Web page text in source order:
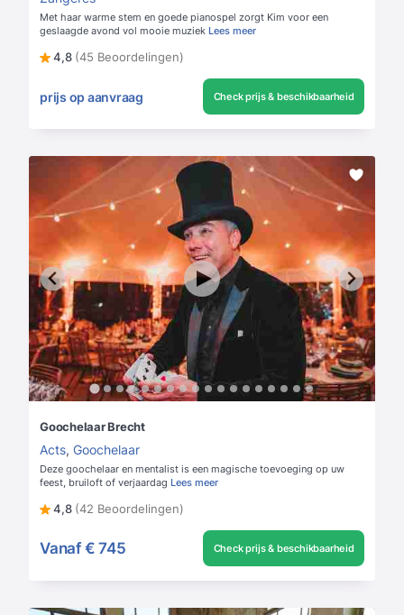
Met haar warme stem en goede pianospel zorgt Kim voor een
geslaagde avond vol mooie muziek Lees meer
4,8 (45 Beoordelingen)
prijs op aanvraag Check prijs & beschikbaarheid
Goochelaar Brecht
Acts, Goochelaar
Deze goochelaar en mentalist is een magische toevoeging op uw
feest, bruiloft of verjaardag Lees meer
4,8 (42 Beoordelingen)
Vanaf € 745 Check prijs & beschikbaarheid